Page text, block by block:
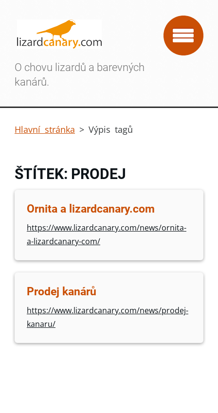
O chovu lizardů a barevných
kanárů.
Hlavní stránka > Výpis tagů
ŠTÍTEK: PRODEJ
Ornita a lizardcanary.com
https://www.lizardcanary.com/news/ornita-
a-lizardcanary-com/
Prodej kanárů
https://www.lizardcanary.com/news/prodej-
kanaru/